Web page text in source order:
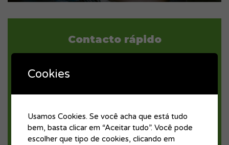
Contacto rápido
Cookies
Usamos Cookies. Se você acha que está tudo
bem, basta clicar em “Aceitar tudo”. Você pode
escolher que tipo de cookies, clicando em